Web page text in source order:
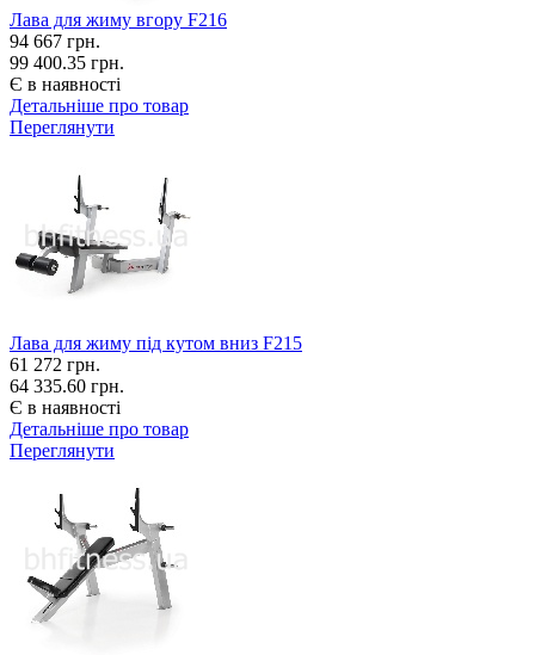
Лава для жиму вгору F216
94 667 грн.
99 400.35 грн.
Є в наявності
Детальніше про товар
Переглянути
Лава для жиму під кутом вниз F215
61 272 грн.
64 335.60 грн.
Є в наявності
Детальніше про товар
Переглянути